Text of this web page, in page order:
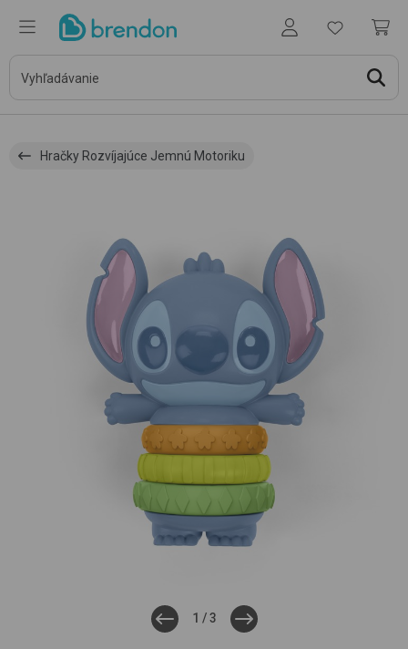
Hračky Rozvíjajúce Jemnú Motoriku
1 /3